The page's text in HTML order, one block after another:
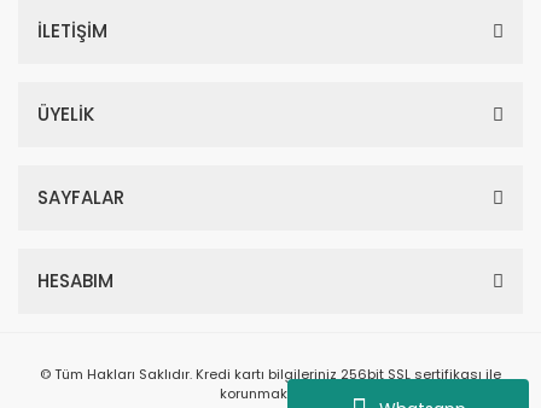
İLETİŞİM
ÜYELİK
SAYFALAR
HESABIM
© Tüm Hakları Saklıdır. Kredi kartı bilgileriniz 256bit SSL sertifikası ile
korunmaktadır.